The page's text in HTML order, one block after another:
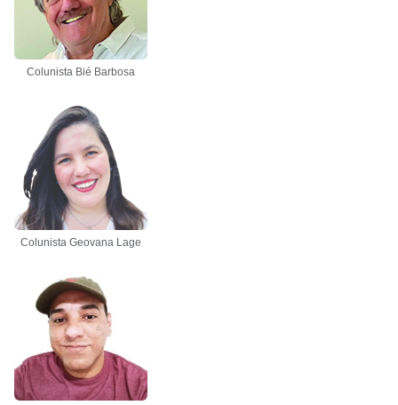
Colunista Bié Barbosa
Colunista Geovana Lage